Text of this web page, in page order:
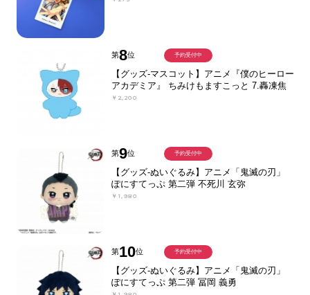
第8位
【グッズ-マスコット】アニメ『僕のヒーロー
アカデミア』 ちみけもますこっと 7.轟凍焦
￥2,200
予約受付中
第9位
【グッズ-ぬいぐるみ】アニメ「鬼滅の刃」
ぽにすてっぷ 第二弾 不死川 玄弥
￥1,980
予約受付中
第10位
【グッズ-ぬいぐるみ】アニメ「鬼滅の刃」
ぽにすてっぷ 第二弾 冨岡 義勇
予約受付中